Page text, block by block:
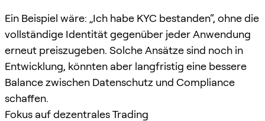
Ein Beispiel wäre: „Ich habe KYC bestanden“, ohne die
vollständige Identität gegenüber jeder Anwendung
erneut preiszugeben. Solche Ansätze sind noch in
Entwicklung, könnten aber langfristig eine bessere
Balance zwischen Datenschutz und Compliance
schaffen.
Fokus auf dezentrales Trading